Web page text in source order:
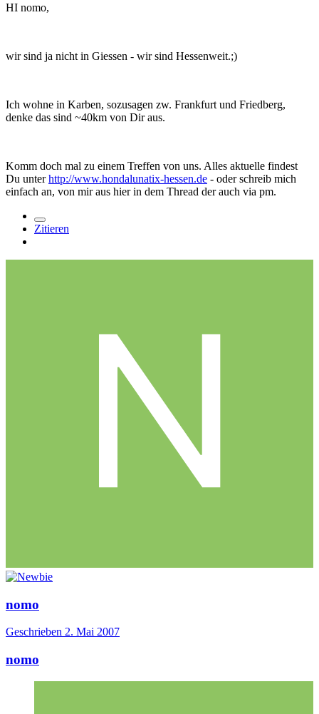
HI nomo,
wir sind ja nicht in Giessen - wir sind Hessenweit.;)
Ich wohne in Karben, sozusagen zw. Frankfurt und Friedberg,
denke das sind ~40km von Dir aus.
Komm doch mal zu einem Treffen von uns. Alles aktuelle findest
Du unterhttp://www.hondalunatix-hessen.de - oder schreib mich
einfach an, von mir aus hier in dem Thread der auch via pm.
Zitieren
nomo
Geschrieben 2. Mai 2007
nomo